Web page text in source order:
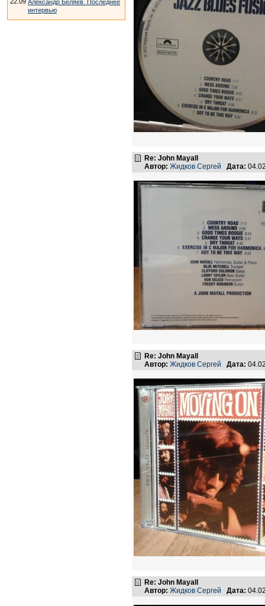
Александр Беляев. Последнее
интервью
Re: John Mayall
Автор: Жидков Сергей Дата:
Re: John Mayall
Автор: Жидков Сергей Дата:
Re: John Mayall
Автор: Жидков Сергей Дата: